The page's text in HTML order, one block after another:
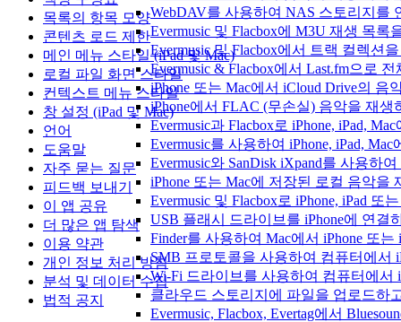
WebDAV를 사용하여 NAS 스토리지를
Evermusic 및 Flacbox에 M3U 재생 목록
Evermusic 및 Flacbox에서 트랙 컬렉션
Evermusic & Flacbox에서 Last.fm으로
iPhone 또는 Mac에서 iCloud Drive의 음
iPhone에서 FLAC (무손실) 음악을 재생
Evermusic과 Flacbox로 iPhone, iPad,
Evermusic를 사용하여 iPhone, iPad,
Evermusic와 SanDisk iXpand를 사용하
iPhone 또는 Mac에 저장된 로컬 음악을
Evermusic 및 Flacbox로 iPhone, iPad
USB 플래시 드라이브를 iPhone에 연
Finder를 사용하여 Mac에서 iPhone 또
SMB 프로토콜을 사용하여 컴퓨터에서
Wi-Fi 드라이브를 사용하여 컴퓨터에서
클라우드 스토리지에 파일을 업로드하
Evermusic, Flacbox, Evertag에서
목록의 항목 모양
콘텐츠 로드 제한
메인 메뉴 스타일 (iPad 및 Mac)
로컬 파일 화면 스타일
컨텍스트 메뉴 스타일
창 설정 (iPad 및 Mac)
언어
도움말
자주 묻는 질문
피드백 보내기
이 앱 공유
더 많은 앱 탐색
이용 약관
개인 정보 처리 방침
분석 및 데이터 수집
법적 공지